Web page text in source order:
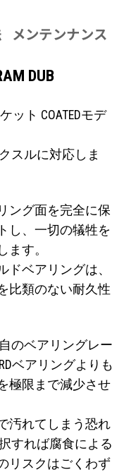
メンテンナンス
DUB
ット COATEDモデ
スルに対応しま
ング面を完全に保
し、一切の犠牲を
ます。
ドベアリングは、
比類のない耐久性
自のベアリングレー
ベアリングよりも
極限まで減少させ
汚れてしまう恐れ
すれば腐食による
リスクはごくわず